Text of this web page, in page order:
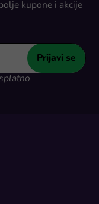
kupone i akcije
Prijavi se